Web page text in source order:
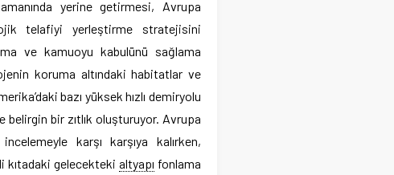
yerine getirmesi, Avrupa
telafiyi yerleştirme stratejisini
ve kamuoyu kabulünü sağlama
koruma altındaki habitatlar ve
bazı yüksek hızlı demiryolu
bir zıtlık oluşturuyor. Avrupa
karşı karşıya kalırken,
kıtadaki gelecekteki altyapı fonlama